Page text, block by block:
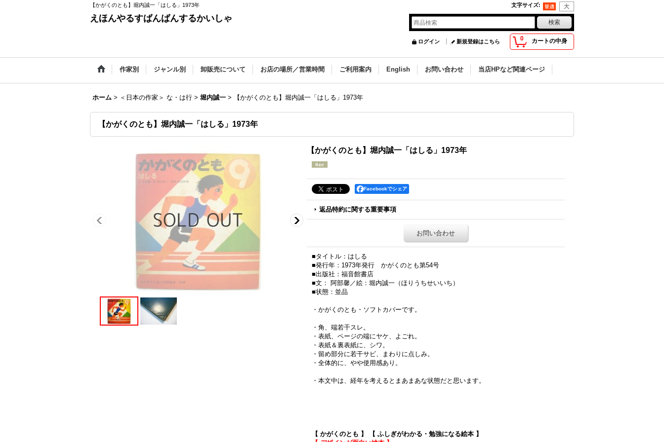
【かがくのとも】堀内誠一「はしる」1973年 文字サイズ:
えほんやるすばんばんするかいしゃ
0 カートの中身
ログイン 新規登録はこちら
作家別 ジャンル別 卸販売について お店の場所／営業時間 ご利用案内 English お問い合わせ 当店HPなど関連ページ
ホーム > ＜日本の作家＞ な・は行 > 堀内誠一 > 【かがくのとも】堀内誠一「はしる」1973年
【かがくのとも】堀内誠一「はしる」1973年
【かがくのとも】堀内誠一「はしる」1973年
Facebookでシェア
返品特約に関する重要事項
お問い合わせ
■タイトル：はしる
■発行年：1973年発行 かがくのとも第54号
■出版社：福音館書店
■文： 阿部馨／絵：堀内誠一（ほりうちせいいち）
■状態：並品
・かがくのとも・ソフトカバーです。
・角、端若干スレ。
・表紙、ページの端にヤケ、よごれ。
・表紙＆裏表紙に、シワ。
・留め部分に若干サビ、まわりに点しみ。
・全体的に、やや使用感あり。
・本文中は、経年を考えるとまあまあな状態だと思います。
【 かがくのとも 】
【 ふしぎがわかる・勉強になる絵本 】